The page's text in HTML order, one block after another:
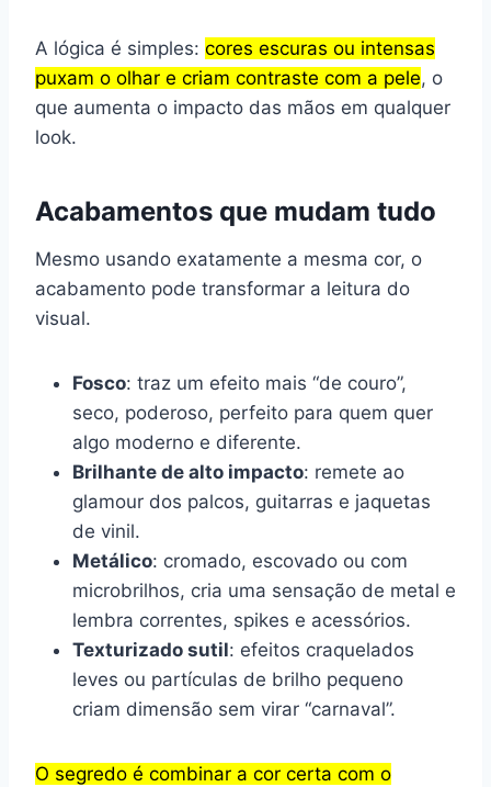
A lógica é simples: cores escuras ou intensas
puxam o olhar e criam contraste com a pele, o
que aumenta o impacto das mãos em qualquer
look.
Acabamentos que mudam tudo
Mesmo usando exatamente a mesma cor, o
acabamento pode transformar a leitura do
visual.
Fosco: traz um efeito mais “de couro”,
seco, poderoso, perfeito para quem quer
algo moderno e diferente.
Brilhante de alto impacto: remete ao
glamour dos palcos, guitarras e jaquetas
de vinil.
Metálico: cromado, escovado ou com
microbrilhos, cria uma sensação de metal e
lembra correntes, spikes e acessórios.
Texturizado sutil: efeitos craquelados
leves ou partículas de brilho pequeno
criam dimensão sem virar “carnaval”.
O segredo é combinar a cor certa com o